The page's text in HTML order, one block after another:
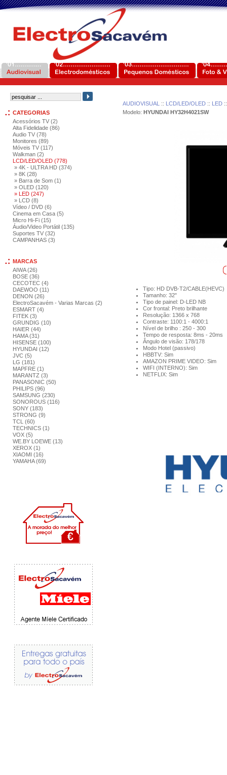
CATEGORIAS
Acessórios TV (2)
Alta Fidelidade (86)
Audio TV (78)
Monitores (89)
Móveis TV (117)
Walkman (2)
LCD/LED/OLED (778)
» 4K - ULTRA HD (374)
» 8K (28)
» Barra de Som (1)
» OLED (120)
» LED (247)
» LCD (8)
Vídeo / DVD (6)
Cinema em Casa (5)
Micro Hi-Fi (15)
Áudio/Video Portátil (135)
Suportes TV (32)
CAMPANHAS (3)
MARCAS
AIWA (26)
BOSE (36)
CECOTEC (4)
DAEWOO (11)
DENON (26)
ElectroSacavém - Varias Marcas (2)
ESMART (4)
FITEK (3)
GRUNDIG (10)
HAIER (44)
HAMA (31)
HISENSE (100)
HYUNDAI (12)
JVC (5)
LG (181)
MAPFRE (1)
MARANTZ (3)
PANASONIC (50)
PHILIPS (96)
SAMSUNG (230)
SONOROUS (116)
SONY (183)
STRONG (9)
TCL (60)
TECHNICS (1)
VOX (5)
WE.BY LOEWE (13)
XEROX (1)
XIAOMI (16)
YAMAHA (69)
AUDIOVISUAL :: LCD/LED/OLED:: LED::
Modelo: HYUNDAI HY32H4021SW
Tipo: HD DVB-T2/CABLE(HEVC)
Tamanho: 32"
Tipo de painel: D-LED NB
Cor frontal: Preto brilhante
Resolução: 1366 x 768
Contraste: 1100:1 - 4000:1
Nível de brilho : 250 - 300
Tempo de resposta: 8ms - 20ms
Ângulo de visão: 178/178
Modo Hotel (passivo)
HBBTV: Sim
AMAZON PRIME VIDEO: Sim
WIFI (INTERNO): Sim
NETFLIX: Sim